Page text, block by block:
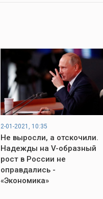
2-01-2021, 10:35
Не выросли, а отскочили.
Надежды на V-образный
рост в России не
оправдались -
«Экономика»